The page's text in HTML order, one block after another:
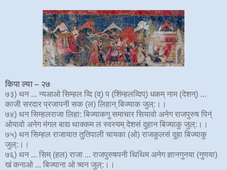
किपा ल्या– २७
७३) थन ... न्यआओ सिम्हल व्दि (व्) प (शिंम्हलव्दिप्) धकम् नाम (देशन्) ...
काजी सरदार प्रजापनी सक (ल) लिहान् बिज्याक जुल्:।।
७४) थन सिम्हलराजा लिहा: बिज्याकगु समाचार सियावो अनेग राजपुरुष पिन्ं
ओयावो अनेग मंगल बाद्य थाक्कम ल स्वस्यम् देशसं दुहान बिज्याकु जुल्:।।
७५) थन सिम्हल राजायात तुतिपाली चायका (ओ) राजकुलसं दुहा बिज्याकु
जुल्:।।
७६) थन ... सिम् (हल) राजा ... राजपुरुषपनी थिथिम अनेग ज्ञानगुनया (गुणया)
खं कनाओ ... बिज्याना ओ च्वन जुल्:।।